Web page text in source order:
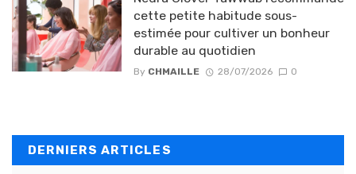
cette petite habitude sous-
estimée pour cultiver un bonheur
durable au quotidien
By CHMAILLE 28/07/2026 0
DERNIERS ARTICLES